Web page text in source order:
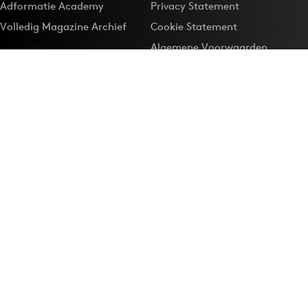
Adformatie Academy
Volledig Magazine Archief
Privacy Statement
Cookie Statement
Algemene Voorwaarden